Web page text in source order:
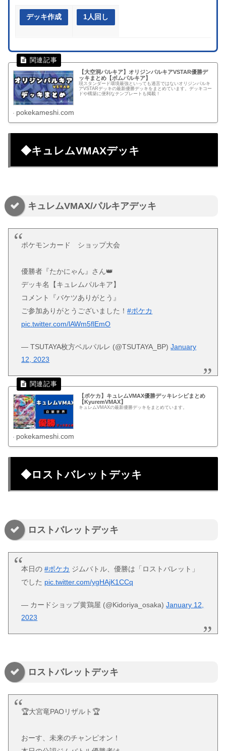
デッキ作成 1人回し
【大空洞パルキア】オリジンパルキアVSTAR優勝デ
ッキまとめ【ボムパルキア】
現スタンダード環境最強といっても過言ではないオリジンパルキ
アVSTARデッキの最新優勝デッキをまとめています。デッキコー
ドや構築に便利なテンプレートも掲載！
pokekameshi.com
◆キュレムVMAXデッキ
キュレムVMAX/パルキアデッキ
ポケモンカード ショップ大会
優勝者『たかにゃん』さん👑
デッキ名【キュレムパルキア】
コメント『バケツありがとう』
ご参加ありがとうございました！#ポケカ
pic.twitter.com/lAWm5flEmO
— TSUTAYA枚方ベルパルレ (@TSUTAYA_BP)January
12, 2023
【ポケカ】キュレムVMAX優勝デッキレシピまとめ
【KyuremVMAX】
キュレムVMAXの最新優勝デッキをまとめています。
pokekameshi.com
◆ロストバレットデッキ
ロストバレットデッキ
本日の#ポケカ ジムバトル、優勝は「ロストバレット」
でした pic.twitter.com/ygHAjK1CCq
— カードショップ黄鶏屋 (@Kidoriya_osaka)January 12,
2023
ロストバレットデッキ
🏆大宮竜PAOリザルト🏆
おーす、未来のチャンピオン！